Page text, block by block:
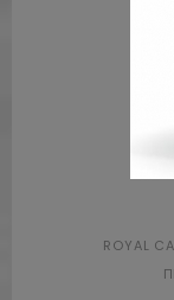
ROYAL